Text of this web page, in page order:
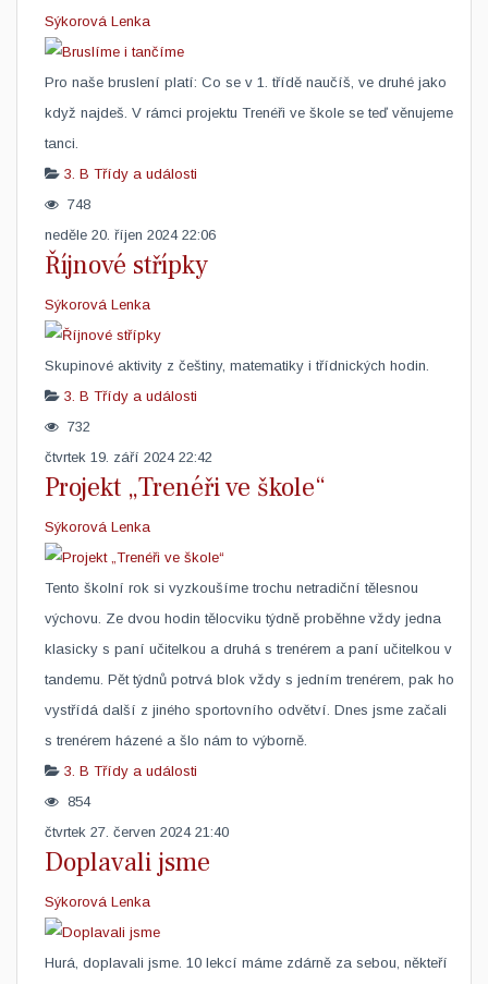
Sýkorová Lenka
​Pro naše bruslení platí: Co se v 1. třídě naučíš, ve druhé jako
když najdeš. V rámci projektu Trenéři ve škole se teď věnujeme
tanci.
3. B Třídy a události
748
neděle 20. říjen 2024 22:06
Říjnové střípky
Sýkorová Lenka
Skupinové aktivity z češtiny, matematiky i třídnických hodin. ​
3. B Třídy a události
732
čtvrtek 19. září 2024 22:42
Projekt „Trenéři ve škole“
Sýkorová Lenka
Tento školní rok si vyzkoušíme trochu netradiční tělesnou
výchovu. Ze dvou hodin tělocviku týdně proběhne vždy jedna
klasicky s paní učitelkou a druhá s trenérem a paní učitelkou v
tandemu. Pět týdnů potrvá blok vždy s jedním trenérem, pak ho
vystřídá další z jiného sportovního odvětví. Dnes jsme začali
s trenérem házené a šlo nám to výborně. ​ ​
3. B Třídy a události
854
čtvrtek 27. červen 2024 21:40
Doplavali jsme
Sýkorová Lenka
Hurá, doplavali jsme. 10 lekcí máme zdárně za sebou, někteří